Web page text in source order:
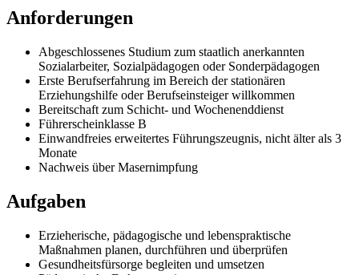
Anforderungen
Abgeschlossenes Studium zum staatlich anerkannten
Sozialarbeiter, Sozialpädagogen oder Sonderpädagogen
Erste Berufserfahrung im Bereich der stationären
Erziehungshilfe oder Berufseinsteiger willkommen
Bereitschaft zum Schicht- und Wochenenddienst
Führerscheinklasse B
Einwandfreies erweitertes Führungszeugnis, nicht älter als 3
Monate
Nachweis über Masernimpfung
Aufgaben
Erzieherische, pädagogische und lebenspraktische
Maßnahmen planen, durchführen und überprüfen
Gesundheitsfürsorge begleiten und umsetzen